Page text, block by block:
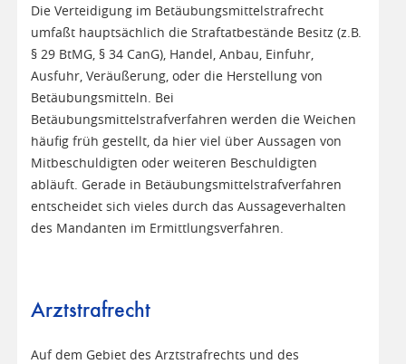
Die Verteidigung im Betäubungsmittelstrafrecht
umfaßt hauptsächlich die Straftatbestände Besitz (z.B.
§ 29 BtMG, § 34 CanG), Handel, Anbau, Einfuhr,
Ausfuhr, Veräußerung, oder die Herstellung von
Betäubungsmitteln. Bei
Betäubungsmittelstrafverfahren werden die Weichen
häufig früh gestellt, da hier viel über Aussagen von
Mitbeschuldigten oder weiteren Beschuldigten
abläuft. Gerade in Betäubungsmittelstrafverfahren
entscheidet sich vieles durch das Aussageverhalten
des Mandanten im Ermittlungsverfahren.
Arztstrafrecht
Auf dem Gebiet des Arztstrafrechts und des